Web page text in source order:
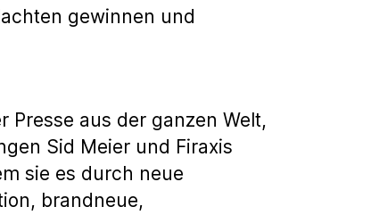
gewinnen und
aus der ganzen Welt,
Sid Meier und Firaxis
sie es durch neue
brandneue,